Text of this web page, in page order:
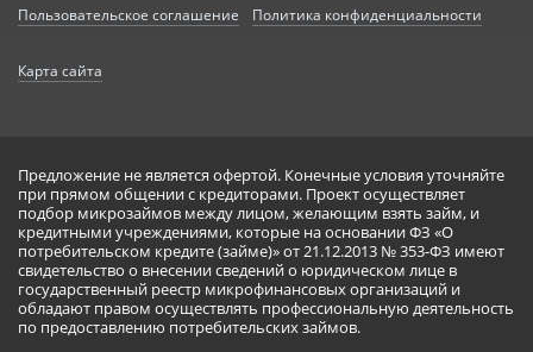
Пользовательское соглашение Политика конфиденциальности
Карта сайта
Предложение не является офертой. Конечные условия уточняйте
при прямом общении с кредиторами. Проект осуществляет
подбор микрозаймов между лицом, желающим взять займ, и
кредитными учреждениями, которые на основании ФЗ «О
потребительском кредите (займе)» от 21.12.2013 № 353-ФЗ имеют
свидетельство о внесении сведений о юридическом лице в
государственный реестр микрофинансовых организаций и
обладают правом осуществлять профессиональную деятельность
по предоставлению потребительских займов.